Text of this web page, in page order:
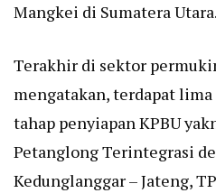
Mangkei di Sumatera Utara.
Terakhir di sektor
mengatakan, terdapat
tahap penyiapan KPBU
Petanglong Terintegrasi
Kedunglanggar – Jateng,